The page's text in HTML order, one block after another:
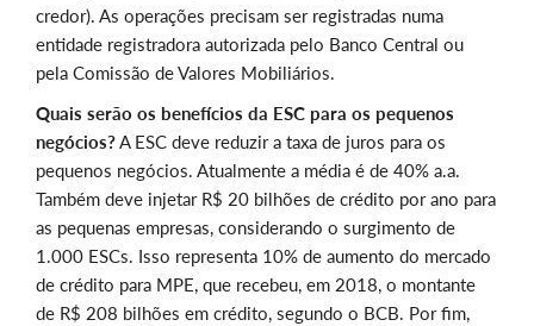
credor). As operações precisam ser registradas numa
entidade registradora autorizada pelo Banco Central ou
pela Comissão de Valores Mobiliários.
Quais serão os benefícios da ESC para os pequenos
negócios?A ESC deve reduzir a taxa de juros para os
pequenos negócios. Atualmente a média é de 40% a.a.
Também deve injetar R$ 20 bilhões de crédito por ano para
as pequenas empresas, considerando o surgimento de
1.000 ESCs. Isso representa 10% de aumento do mercado
de crédito para MPE, que recebeu, em 2018, o montante
de R$ 208 bilhões em crédito, segundo o BCB. Por fim,